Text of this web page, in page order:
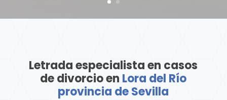
Letrada especialista en casos
de divorcio en Lora del Río
provincia de Sevilla